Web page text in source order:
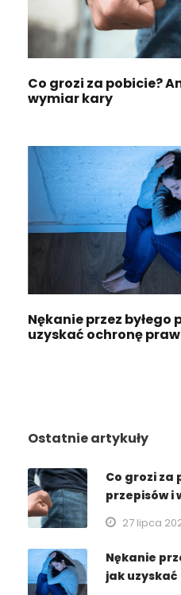
Co grozi za pobicie?
wymiar kary
Nękanie przez
uzyskać ochronę
Ostatnie artykuły
Co grozi za
przepisów i
27 lipca
Nękanie
jak